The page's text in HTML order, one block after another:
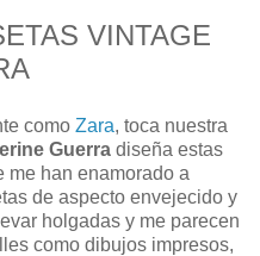
VINTAGE
como Zara, toca nuestra
Guerra diseña estas
me han enamorado a
de aspecto envejecido y
holgadas y me parecen
como dibujos impresos,